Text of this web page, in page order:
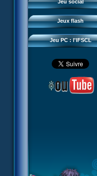
Jeu social
Jeux flash
Sector 2 Escape
Jeu PC : l'IFSCL
Téléchargements
Réseau IFSCL